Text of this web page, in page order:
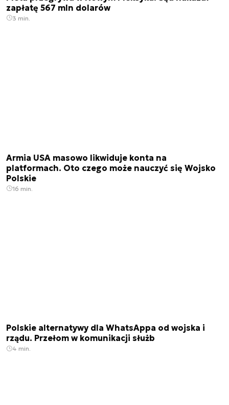
zapłatę 567 mln dolarów
3 min.
Armia USA masowo likwiduje konta na
platformach. Oto czego może nauczyć się Wojsko
Polskie
16 min.
Polskie alternatywy dla WhatsAppa od wojska i
rządu. Przełom w komunikacji służb
4 min.